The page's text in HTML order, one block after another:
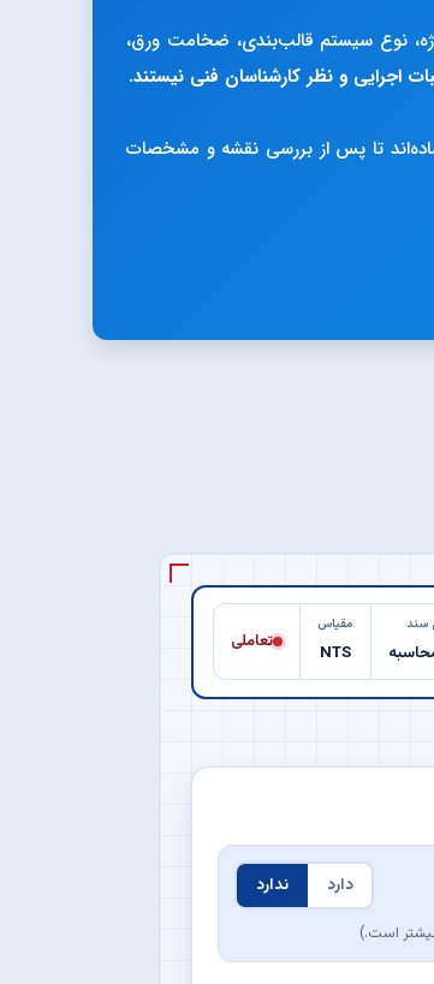
نوع سیستم قالب‌بندی، ضخامت ورق،
اجرایی و نظر کارشناسان فنی نیستند.
تا پس از بررسی نقشه و مشخصات
سند مقیاس
NTS
تعاملی
دارد ندارد